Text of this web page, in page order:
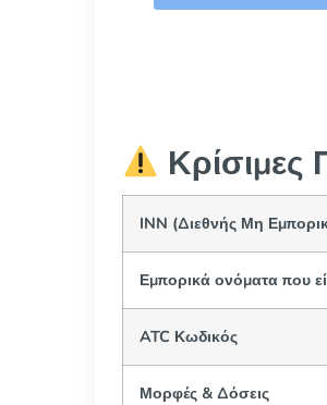
Κρίσιμες
INN (Διεθνής Μη
Εμπορικά ονόματα που
ATC Κωδικός
Μορφές & Δόσεις